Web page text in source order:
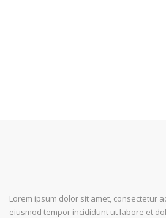
Lorem ipsum dolor sit amet, consectetur
eiusmod tempor incididunt ut labore et